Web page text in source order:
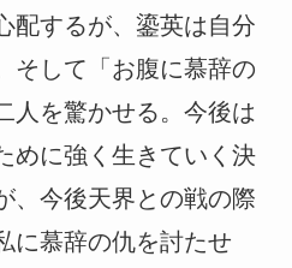
配するが、鎏英は自分
そして「お腹に慕辞の
人を驚かせる。今後は
めに強く生きていく決
、今後天界との戦の際
に慕辞の仇を討たせ